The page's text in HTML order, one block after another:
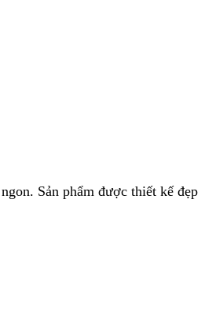
Sản phẩm được thiết kế đẹp